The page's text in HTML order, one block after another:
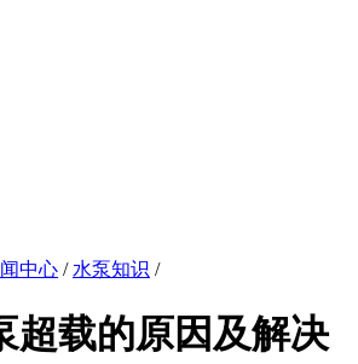
中心 / 水泵知识 /
超载的原因及解决